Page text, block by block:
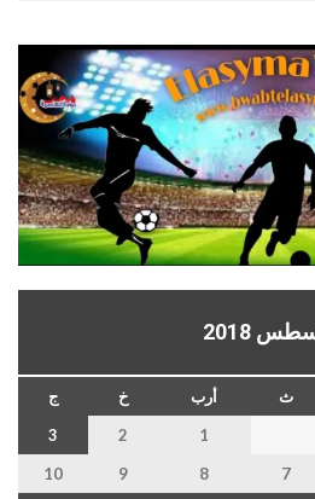
2018
ث أرب خ
ج
1
2
3
7
8
9
10